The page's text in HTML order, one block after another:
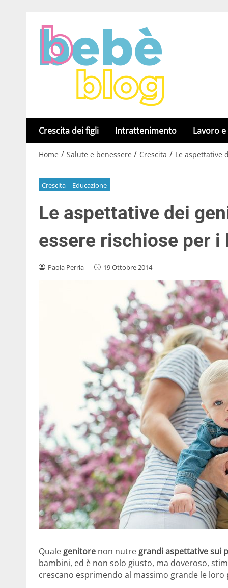
Crescita dei figli Intrattenimento Lavoro
Home / Salute e benessere / Crescita / Le aspettative
Crescita Educazione
Le aspettative dei
essere rischiose per i
Paola Perria - 19 Ottobre 2014
Quale genitore non nutre grandi aspettative sui
bambini, ed è non solo giusto, ma doveroso,
crescano esprimendo al massimo grande le